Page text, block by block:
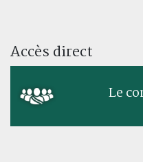
Accès direct
Le